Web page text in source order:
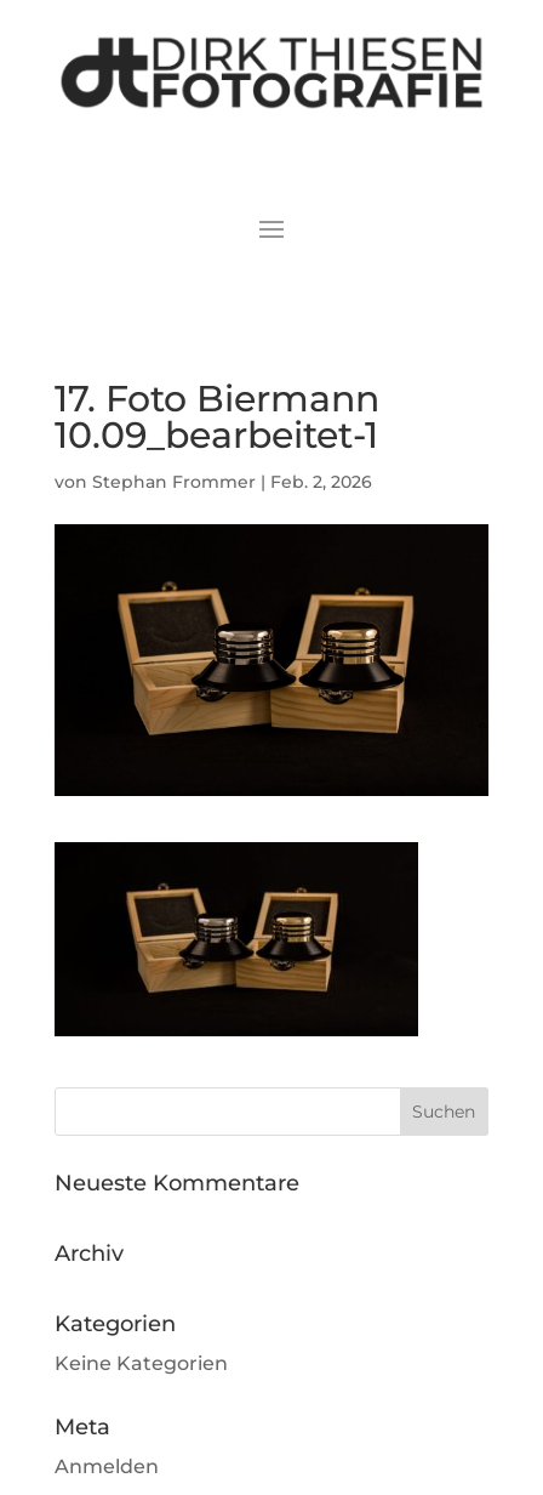
17. Foto Biermann
10.09_bearbeitet-1
von Stephan Frommer| Feb. 2, 2026
Neueste Kommentare
Archiv
Kategorien
Keine Kategorien
Meta
Anmelden